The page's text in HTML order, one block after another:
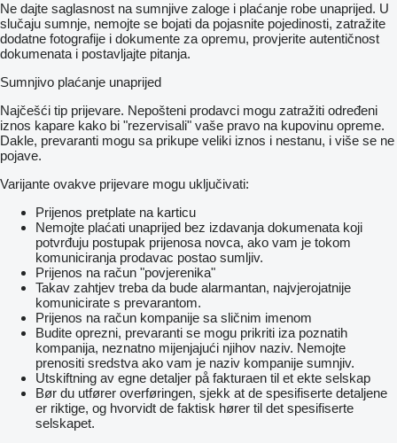
Ne dajte saglasnost na sumnjive zaloge i plaćanje robe unaprijed. U
slučaju sumnje, nemojte se bojati da pojasnite pojedinosti, zatražite
dodatne fotografije i dokumente za opremu, provjerite autentičnost
dokumenata i postavljajte pitanja.
Sumnjivo plaćanje unaprijed
Najčešći tip prijevare. Nepošteni prodavci mogu zatražiti određeni
iznos kapare kako bi "rezervisali" vaše pravo na kupovinu opreme.
Dakle, prevaranti mogu sa prikupe veliki iznos i nestanu, i više se ne
pojave.
Varijante ovakve prijevare mogu uključivati:
Prijenos pretplate na karticu
Nemojte plaćati unaprijed bez izdavanja dokumenata koji
potvrđuju postupak prijenosa novca, ako vam je tokom
komuniciranja prodavac postao sumljiv.
Prijenos na račun "povjerenika"
Takav zahtjev treba da bude alarmantan, najvjerojatnije
komunicirate s prevarantom.
Prijenos na račun kompanije sa sličnim imenom
Budite oprezni, prevaranti se mogu prikriti iza poznatih
kompanija, neznatno mijenjajući njihov naziv. Nemojte
prenositi sredstva ako vam je naziv kompanije sumnjiv.
Utskiftning av egne detaljer på fakturaen til et ekte selskap
Bør du utfører overføringen, sjekk at de spesifiserte detaljene
er riktige, og hvorvidt de faktisk hører til det spesifiserte
selskapet.